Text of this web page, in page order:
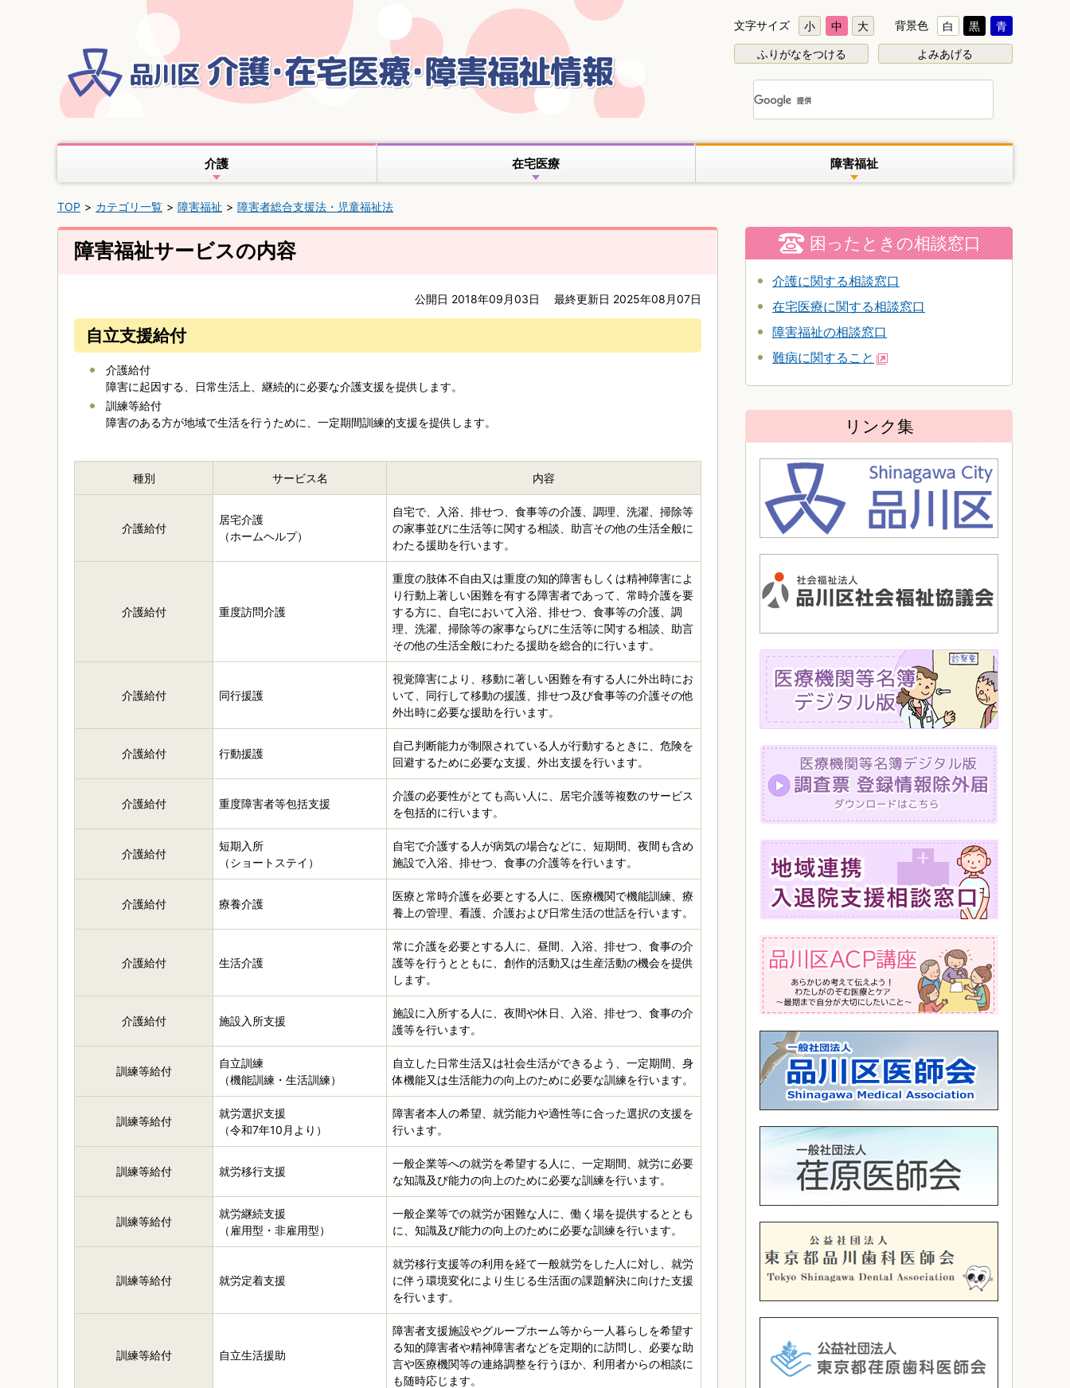
本
動
文字サイズ 小 中 大 背景色 白 黒 青
ふりがなをつける よみあげる
介護 在宅医療 障害福祉
TOP カテゴリ一覧 障害福祉 障害者総合支援法・児童福祉法
障害福祉サービスの内容
公開日 2018年09月03日 最終更新日 2025年08月07日
自立支援給付
介護給付
障害に起因する、日常生活上、継続的に必要な介護支援を提供します。
訓練等給付
障害のある方が地域で生活を行うために、一定期間訓練的支援を提供します。
種別 サービス名 内容
介護給付
居宅介護
（ホームヘルプ）
自宅で、入浴、排せつ、食事等の介護、調理、洗濯、掃除等
の家事並びに生活等に関する相談、助言その他の生活全般に
わたる援助を行います。
介護給付 重度訪問介護
重度の肢体不自由又は重度の知的障害もしくは精神障害によ
り行動上著しい困難を有する障害者であって、常時介護を要
する方に、自宅において入浴、排せつ、食事等の介護、調
理、洗濯、掃除等の家事ならびに生活等に関する相談、助言
その他の生活全般にわたる援助を総合的に行います。
介護給付 同行援護
視覚障害により、移動に著しい困難を有する人に外出時にお
いて、同行して移動の援護、排せつ及び食事等の介護その他
外出時に必要な援助を行います。
介護給付 行動援護
自己判断能力が制限されている人が行動するときに、危険を
回避するために必要な支援、外出支援を行います。
介護給付 重度障害者等包括支援
介護の必要性がとても高い人に、居宅介護等複数のサービス
を包括的に行います。
介護給付
短期入所
（ショートステイ）
自宅で介護する人が病気の場合などに、短期間、夜間も含め
施設で入浴、排せつ、食事の介護等を行います。
介護給付 療養介護
医療と常時介護を必要とする人に、医療機関で機能訓練、療
養上の管理、看護、介護および日常生活の世話を行います。
介護給付 生活介護
常に介護を必要とする人に、昼間、入浴、排せつ、食事の介
護等を行うとともに、創作的活動又は生産活動の機会を提供
します。
介護給付 施設入所支援
施設に入所する人に、夜間や休日、入浴、排せつ、食事の介
護等を行います。
訓練等給付
自立訓練
（機能訓練・生活訓練）
自立した日常生活又は社会生活ができるよう、一定期間、身
体機能又は生活能力の向上のために必要な訓練を行います。
訓練等給付
就労選択支援
（令和7年10月より）
障害者本人の希望、就労能力や適性等に合った選択の支援を
行います。
訓練等給付 就労移行支援
一般企業等への就労を希望する人に、一定期間、就労に必要
な知識及び能力の向上のために必要な訓練を行います。
訓練等給付
就労継続支援
（雇用型・非雇用型）
一般企業等での就労が困難な人に、働く場を提供するととも
に、知識及び能力の向上のために必要な訓練を行います。
訓練等給付 就労定着支援
就労移行支援等の利用を経て一般就労をした人に対し、就労
に伴う環境変化により生じる生活面の課題解決に向けた支援
を行います。
訓練等給付 自立生活援助
障害者支援施設やグループホーム等から一人暮らしを希望す
る知的障害者や精神障害者などを定期的に訪問し、必要な助
言や医療機関等の連絡調整を行うほか、利用者からの相談に
も随時応じます。
困ったときの相談窓口
介護に関する相談窓口
在宅医療に関する相談窓口
障害福祉の相談窓口
難病に関すること
リンク集